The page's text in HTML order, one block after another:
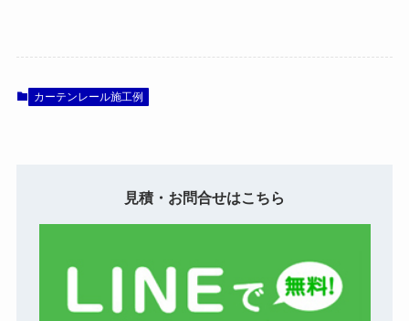
カーテンレール施工例
見積・お問合せはこちら